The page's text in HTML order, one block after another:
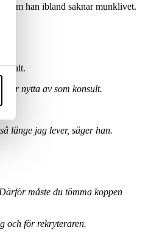
om han ibland saknar munklivet.
nytta av som konsult.
länge jag lever, säger han.
måste du tömma koppen
och för rekryteraren.